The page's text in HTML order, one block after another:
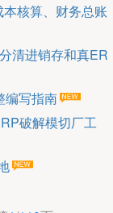
核算、财务总账
清进销存和真ER
编写指南
破解模切厂工